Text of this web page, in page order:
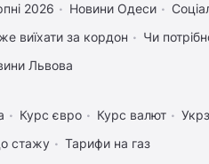
2026
Новини Одеси
виїхати за кордон Чи
Львова
Курс євро Курс валют
стажу
Тарифи на газ